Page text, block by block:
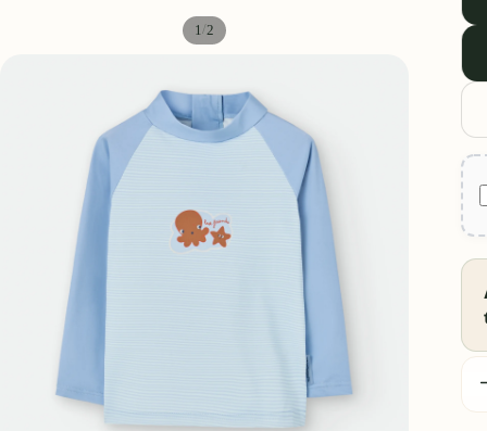
1 /2